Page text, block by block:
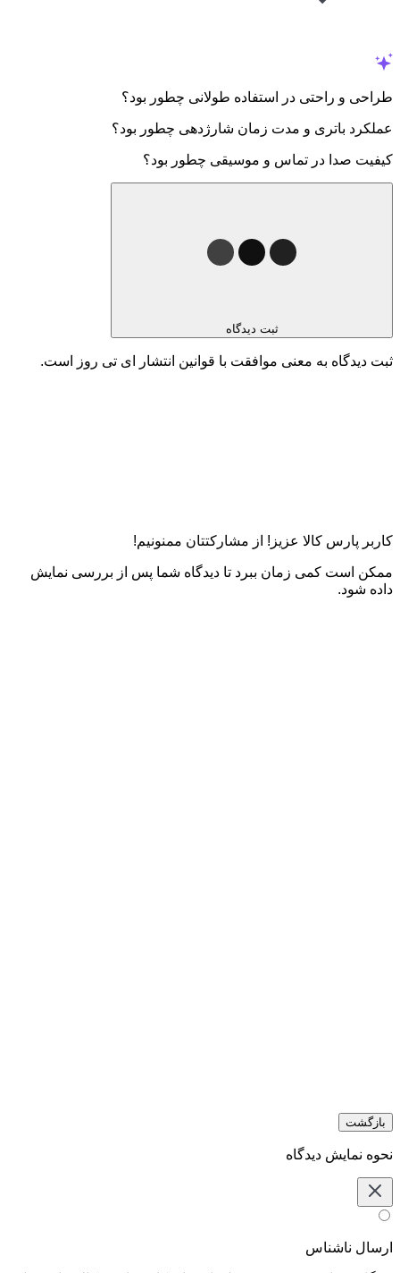
طراحی و راحتی در استفاده طولانی چطور بود؟
عملکرد باتری و مدت زمان شارژدهی چطور بود؟
کیفیت صدا در تماس و موسیقی چطور بود؟
ثبت دیدگاه
ثبت دیدگاه به معنی موافقت با قوانین انتشار ای تی روز است.
کاربر پارس کالا عزیز! از مشارکتتان ممنونیم!
ممکن است کمی زمان ببرد تا دیدگاه شما پس از بررسی نمایش
داده شود.
بازگشت
نحوه نمایش دیدگاه‌
ارسال ناشناس